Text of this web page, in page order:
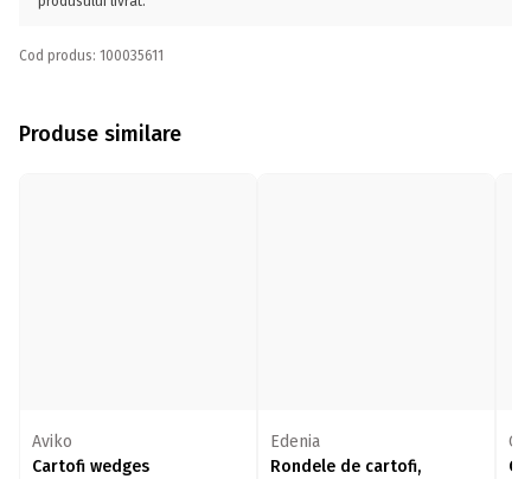
Cod produs: 100035611
Produse similare
Aviko
Cartofi wedges
Edenia
Rondele de cartofi,